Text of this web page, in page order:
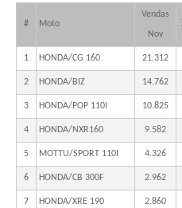
# Moto
Vendas
Nov
1 HONDA/CG 160 21.312
2 HONDA/BIZ 14.762
3 HONDA/POP 110I 10.825
4 HONDA/NXR160 9.582
5 MOTTU/SPORT 110I 4.326
6 HONDA/CB 300F 2.962
7 HONDA/XRE 190 2.860